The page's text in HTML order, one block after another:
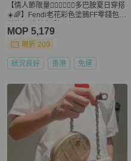
【情人節限量👩🏻‍❤️‍💋‍👨🏻多巴胺夏日穿搭
☀️🌈】Fendi老花彩色塗鴉FF零錢包
MOP 5,179
現折 200
狀況良好 香港 免運